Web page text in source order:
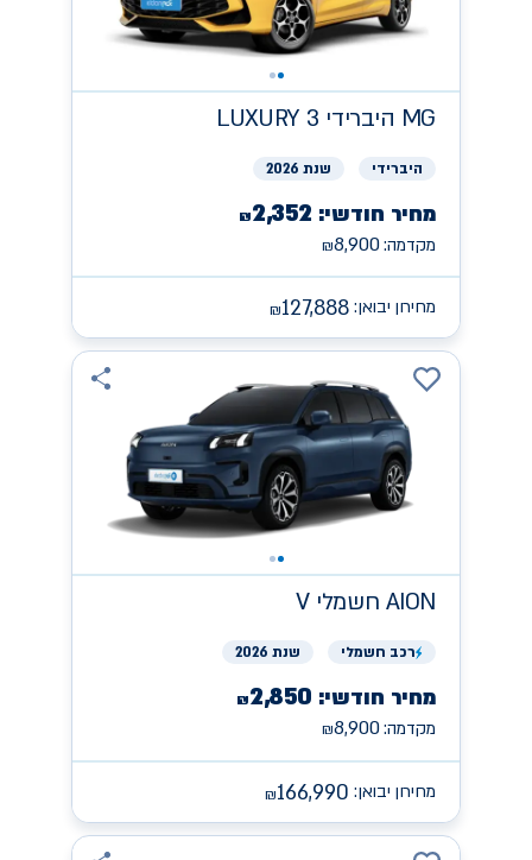
MG היברידי LUXURY 3
היברידי שנת 2026
מחיר חודשי: ₪2,352
מקדמה: ₪8,900
מחירון יבואן: ₪127,888
AION חשמלי V
רכב חשמלי שנת 2026
מחיר חודשי: ₪2,850
מקדמה: ₪8,900
מחירון יבואן: ₪166,990